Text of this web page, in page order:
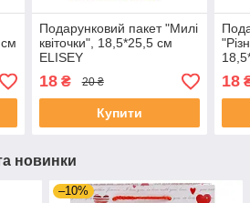
Подарунковий пакет "Милі
квіточки", 18,5*25,5 см
ELISEY
18₴ 20 ₴
Купити
18
новинки
–10%